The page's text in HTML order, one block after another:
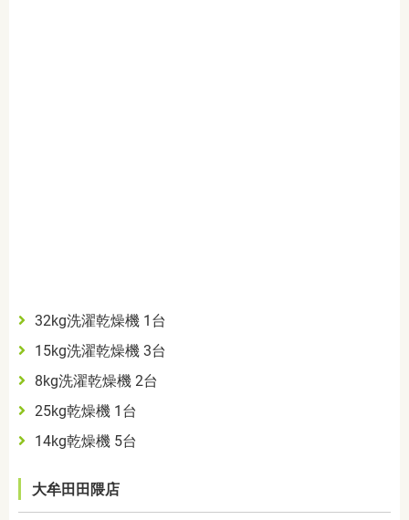
32kg洗濯乾燥機 1台
15kg洗濯乾燥機 3台
8kg洗濯乾燥機 2台
25kg乾燥機 1台
14kg乾燥機 5台
大牟田田隈店